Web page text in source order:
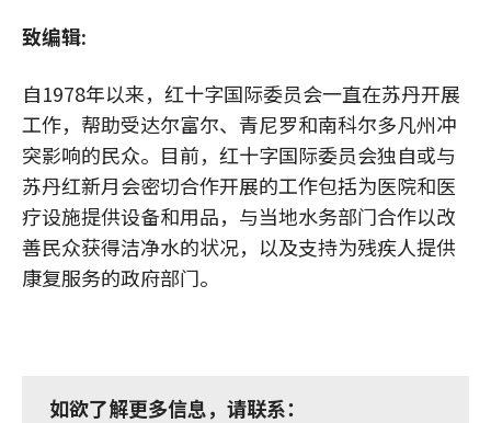
致编辑:
自1978年以来，红十字国际委员会一直在苏丹开展
工作，帮助受达尔富尔、青尼罗和南科尔多凡州冲
突影响的民众。目前，红十字国际委员会独自或与
苏丹红新月会密切合作开展的工作包括为医院和医
疗设施提供设备和用品，与当地水务部门合作以改
善民众获得洁净水的状况，以及支持为残疾人提供
康复服务的政府部门。
如欲了解更多信息，请联系：